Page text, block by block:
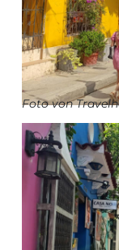
Fotovon